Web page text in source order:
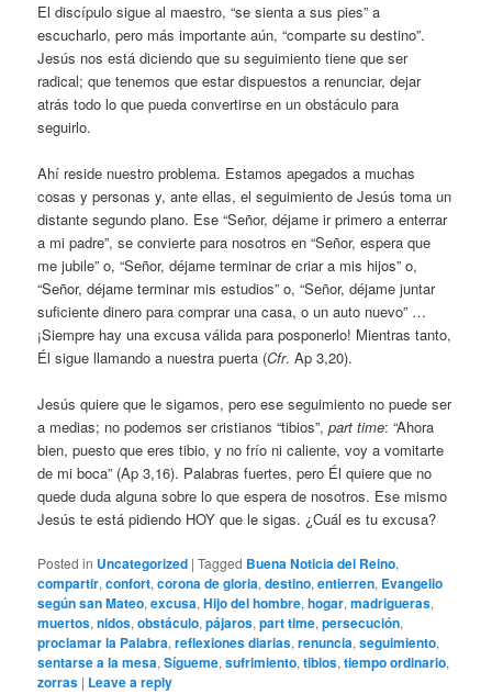
El discípulo sigue al maestro, “se sienta a sus pies” a
escucharlo, pero más importante aún, “comparte su destino”.
Jesús nos está diciendo que su seguimiento tiene que ser
radical; que tenemos que estar dispuestos a renunciar, dejar
atrás todo lo que pueda convertirse en un obstáculo para
seguirlo.
Ahí reside nuestro problema. Estamos apegados a muchas
cosas y personas y, ante ellas, el seguimiento de Jesús toma un
distante segundo plano. Ese “Señor, déjame ir primero a enterrar
a mi padre”, se convierte para nosotros en “Señor, espera que
me jubile” o, “Señor, déjame terminar de criar a mis hijos” o,
“Señor, déjame terminar mis estudios” o, “Señor, déjame juntar
suficiente dinero para comprar una casa, o un auto nuevo” …
¡Siempre hay una excusa válida para posponerlo! Mientras tanto,
Él sigue llamando a nuestra puerta (Cfr. Ap 3,20).
Jesús quiere que le sigamos, pero ese seguimiento no puede ser
a medias; no podemos ser cristianos “tibios”,part time: “Ahora
bien, puesto que eres tibio, y no frío ni caliente, voy a vomitarte
de mi boca” (Ap 3,16). Palabras fuertes, pero Él quiere que no
quede duda alguna sobre lo que espera de nosotros. Ese mismo
Jesús te está pidiendo HOY que le sigas. ¿Cuál es tu excusa?
Posted in Uncategorized |Tagged Buena Noticia del Reino,
compartir,confort,corona de gloria,destino,entierren, Evangelio
según san Mateo,excusa,Hijo del hombre,hogar,madrigueras,
muertos,nidos,obstáculo,pájaros,part time,persecución,
proclamar la Palabra,reflexiones diarias,renuncia,seguimiento,
sentarse a la mesa,Sígueme,sufrimiento,tibios,tiempo ordinario,
zorras | Leave a reply